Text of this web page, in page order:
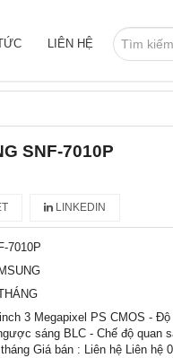
LIÊN HỆ
SNF-7010P
LINKEDIN
7010P
3 Megapixel PS CMOS -
sáng BLC - Chế độ quan
Giá bán : Liên hệ Liên hệ